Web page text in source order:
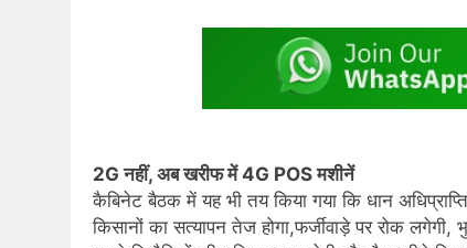
2G नहीं, अब खरीफ में 4G POS मशीनें
कैबिनेट बैठक में यह भी तय किया गया कि धान
किसानों का सत्यापन तेज होगा,फर्जीवाड़े पर रोक लगेगी,